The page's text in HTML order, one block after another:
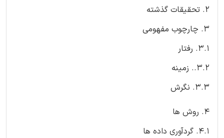
2. تحقیقات گذشته
3. چارچوب مفهومی
3.1. رفتار
3.2.. زمینه
3.3. نگرش
4. روش ها
4.1. گردآوری داده ها